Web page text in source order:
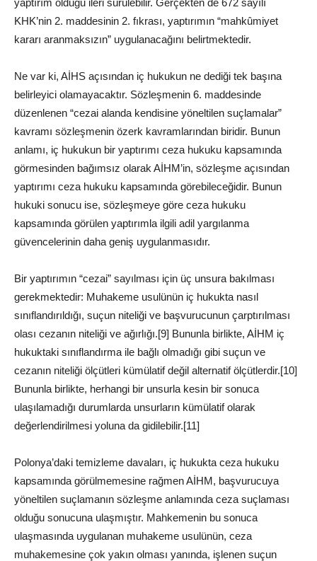
KHK’nin 2. maddesinin 2. fıkrası, yaptırımın “mahkûmiyet
kararı aranmaksızın” uygulanacağını belirtmektedir.
Ne var ki, AİHS açısından iç hukukun ne dediği tek başına
belirleyici olamayacaktır. Sözleşmenin 6. maddesinde
düzenlenen “cezai alanda kendisine yöneltilen suçlamalar”
kavramı sözleşmenin özerk kavramlarından biridir. Bunun
anlamı, iç hukukun bir yaptırımı ceza hukuku kapsamında
görmesinden bağımsız olarak AİHM’in, sözleşme açısından
yaptırımı ceza hukuku kapsamında görebileceğidir. Bunun
hukuki sonucu ise, sözleşmeye göre ceza hukuku
kapsamında görülen yaptırımla ilgili adil yargılanma
güvencelerinin daha geniş uygulanmasıdır.
Bir yaptırımın “cezai” sayılması için üç unsura bakılması
gerekmektedir: Muhakeme usulünün iç hukukta nasıl
sınıflandırıldığı, suçun niteliği ve başvurucunun çarptırılması
olası cezanın niteliği ve ağırlığı.[9] Bununla birlikte, AİHM iç
hukuktaki sınıflandırma ile bağlı olmadığı gibi suçun ve
cezanın niteliği ölçütleri kümülatif değil alternatif ölçütlerdir.[10]
Bununla birlikte, herhangi bir unsurla kesin bir sonuca
ulaşılamadığı durumlarda unsurların kümülatif olarak
değerlendirilmesi yoluna da gidilebilir.[11]
Polonya’daki temizleme davaları, iç hukukta ceza hukuku
kapsamında görülmemesine rağmen AİHM, başvurucuya
yöneltilen suçlamanın sözleşme anlamında ceza suçlaması
olduğu sonucuna ulaşmıştır. Mahkemenin bu sonuca
ulaşmasında uygulanan muhakeme usulünün, ceza
muhakemesine çok yakın olması yanında, işlenen suçun